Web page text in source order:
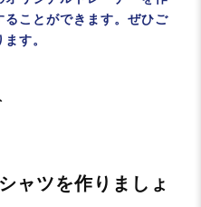
ることができます。ぜひご
す。
ャツを作りましょ